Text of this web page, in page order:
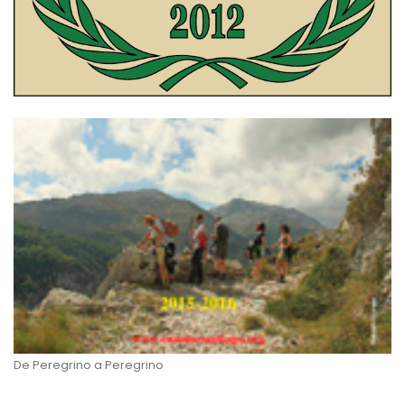
De Peregrino a Peregrino